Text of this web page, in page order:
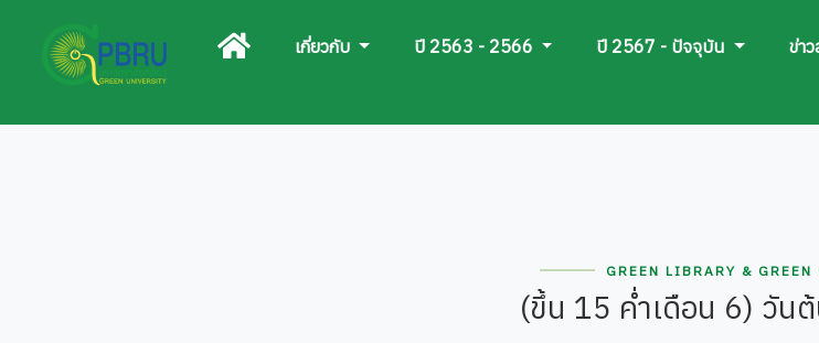
เกี่ยวกับ ปี 2563 - 2566 ปี 2567 - ปัจจุบัน ข่า
GREEN LIBRARY & GREEN
(ขึ้น 15 ค่ำเดือน 6) วัน